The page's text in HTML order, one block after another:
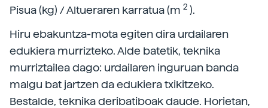
Pisua (kg) / Altueraren karratua (m 2 ).
Hiru ebakuntza-mota egiten dira urdailaren
edukiera murrizteko. Alde batetik, teknika
murriztailea dago: urdailaren inguruan banda
malgu bat jartzen da edukiera txikitzeko.
Bestalde, teknika deribatiboak daude. Horietan,